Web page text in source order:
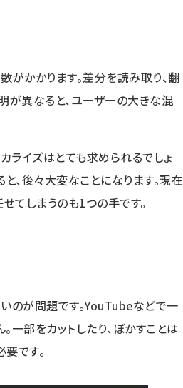
がかかります。差分を読み取り、翻
が異なると、ユーザーの大きな混
ライズはとても求められるでしょ
、後々大変なことになります。現在
てしまうのも1つの手です。
のが問題です。YouTubeなどで一
一部をカットしたり、ぼかすことは
です。